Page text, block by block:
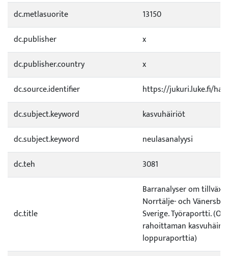
dc.metlasuorite
13150
dc.publisher
x
dc.publisher.country
x
dc.source.identifier
https://jukuri.luke.fi/
dc.subject.keyword
kasvuhäiriöt
dc.subject.keyword
neulasanalyysi
dc.teh
3081
dc.title
Barranalyser om
Norrtälje- och
Sverige. Työraportti.
rahoittaman
loppuraporttia)